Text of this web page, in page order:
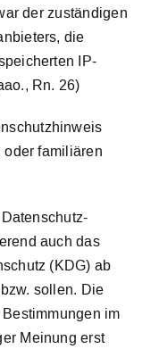
der zuständigen
die
IP-
Rn. 26)
familiären
auch das
(KDG) ab
sollen. Die
im
Meinung erst